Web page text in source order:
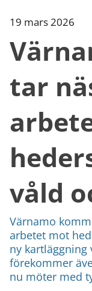
19 mars 2026
tar
våld
Värnamo
arbetet mot
ny
förekommer
nu möter med